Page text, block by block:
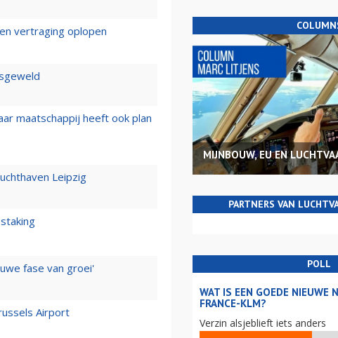
vertraging oplopen
maatschappij heeft ook plan
Leipzig
fase van groei'
Airport
MIJNBOUW, EU EN
PARTNERS VAN
POLL
WAT IS EEN GOEDE NIEUWE
FRANCE-KLM?
Verzin alsjeblieft iets anders